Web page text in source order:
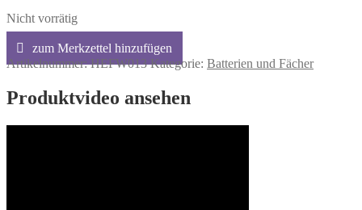
Nicht vorrätig
Artikelnummer:HEFW013 Kategorie: Batterien und Fächer
Produktvideo ansehen